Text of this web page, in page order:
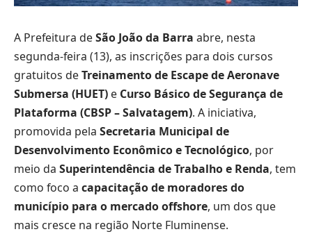
A Prefeitura deSão João da Barra abre, nesta
segunda-feira (13), as inscrições para dois cursos
gratuitos deTreinamento de Escape de Aeronave
Submersa (HUET) e Curso Básico de Segurança de
Plataforma (CBSP – Salvatagem). A iniciativa,
promovida pela Secretaria Municipal de
Desenvolvimento Econômico e Tecnológico, por
meio da Superintendência de Trabalho e Renda, tem
como foco a capacitação de moradores do
município para o mercado offshore, um dos que
mais cresce na região Norte Fluminense.